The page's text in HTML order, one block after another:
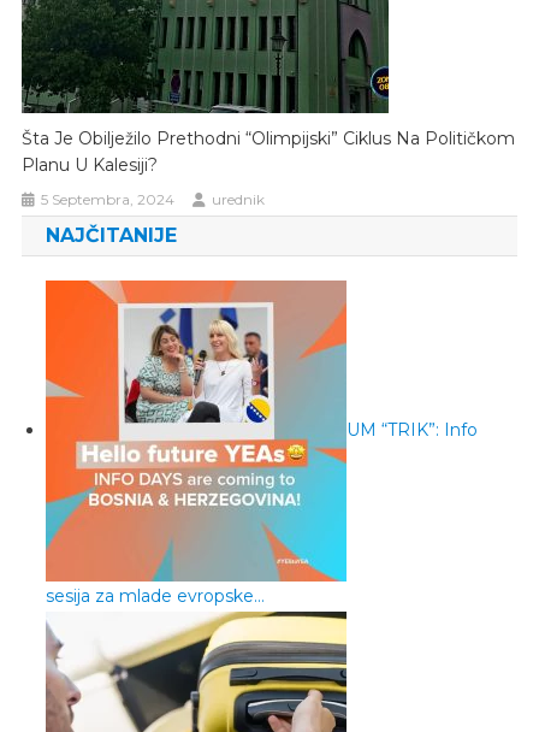
Šta Je Obilježilo Prethodni “olimpijski” Ciklus Na Političkom
Planu U Kalesiji?
5 Septembra, 2024 urednik
NAJČITANIJE
UM “TRIK”: Info
sesija za mlade evropske…